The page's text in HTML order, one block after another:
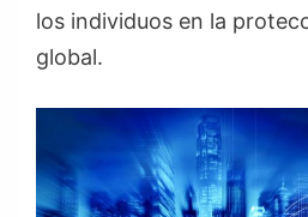
los individuos en la
global.